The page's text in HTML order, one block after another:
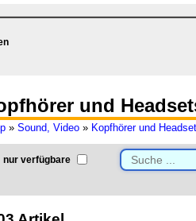
und
» Sound, Video » Kopfhörer und
nur verfügbare